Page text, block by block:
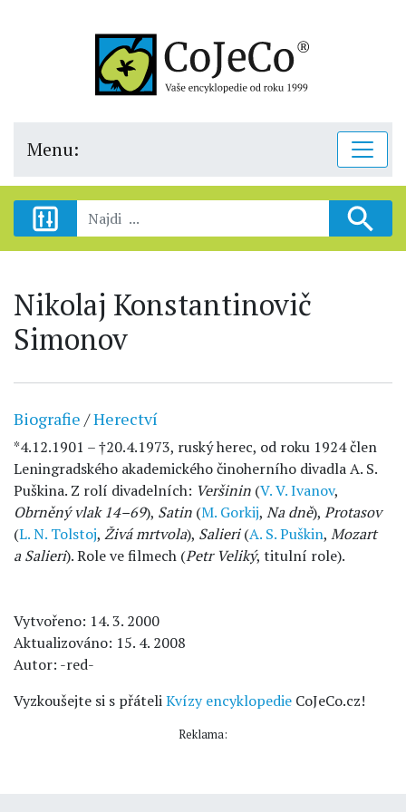
Menu:
Nikolaj Konstantinovič
Simonov
Biografie /Herectví
*4.12.1901 – †20.4.1973, ruský herec, od roku 1924 člen
Leningradského akademického činoherního divadla A. S.
Puškina. Z rolí divadelních: Veršinin (V. V. Ivanov,
Obrněný vlak 14–69), Satin (M. Gorkij, Na dně), Protasov
(L. N. Tolstoj, Živá mrtvola), Salieri(A. S. Puškin, Mozart
a Salieri). Role ve filmech (Petr Veliký, titulní role).
Vytvořeno: 14. 3. 2000
Aktualizováno: 15. 4. 2008
Autor: -red-
Vyzkoušejte si s přáteliKvízy encyklopedie CoJeCo.cz!
Reklama: